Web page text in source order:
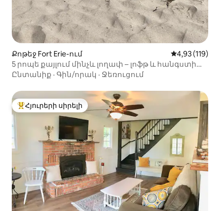
Քոթեջ Fort Erie-ում Միջին
4,93 (119)
5 րոպե քայլում մինչև լողափ – լոֆթ և հանգստի
գոտի հետնաբակում
Ընտանիք · Գին/որակ · Ջեռուցում
Հյուրերի սիրելի լավագույն տները
Հյուրերի սիրելի